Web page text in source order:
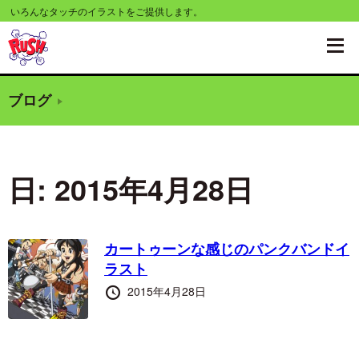
コ
ン
テ
ツ
る
いろんなタッチのイラストをご提供します。
ブログ
日: 2015年4月28日
カートゥーンな感じのパンクバンドイ
ラスト
投
2015年4月28日